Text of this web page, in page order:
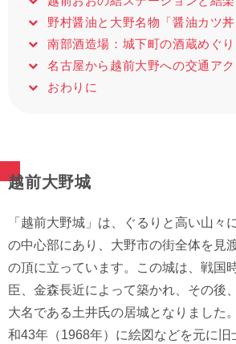
野村醤油と大野名物「醤油カツ丼
南部酒造場：城下町の酒蔵めぐり
名古屋から越前大野への交通ア
おわりに
越前大野城
「越前大野城」は、ぐるりと高い山々
の中心部にあり、大野市の街全体を見
の頂に立っています。この城は、戦国
臣、金森長近によって築かれ、その後
大名である土井氏の居城となりました
和43年（1968年）に絵図などを元に旧